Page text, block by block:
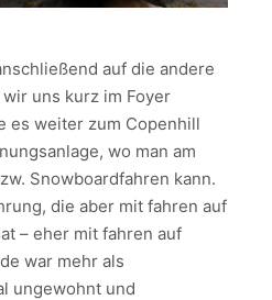
auf die andere
uns kurz im Foyer
es weiter zum Copenhill
wo man am
Snowboardfahren kann.
die aber mit fahren auf
– eher mit fahren auf
war mehr als
ungewohnt und